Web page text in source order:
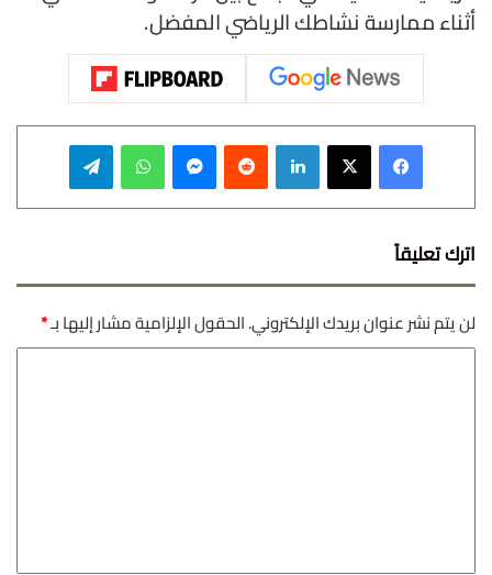
أثناء ممارسة نشاطك الرياضي المفضل.
فيسبوك ‫X لينكدإن واتساب
اترك تعليقاً
لن يتم نشر عنوان بريدك الإلكتروني.الحقول الإلزامية مشار إليها بـ*